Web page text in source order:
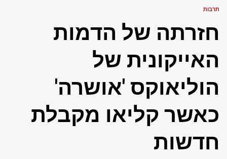
תרבות
חזרתה של הדמות
האייקונית של
הוליאוקס 'אושרה'
כאשר קליאו מקבלת
חדשות